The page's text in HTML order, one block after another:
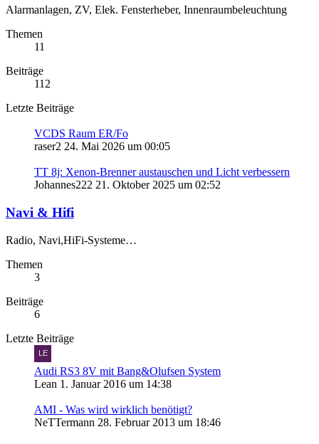
Alarmanlagen, ZV, Elek. Fensterheber, Innenraumbeleuchtung
Themen
11
Beiträge
112
Letzte Beiträge
VCDS Raum ER/Fo
raser2 24. Mai 2026 um 00:05
TT 8j: Xenon-Brenner austauschen und Licht verbessern
Johannes222 21. Oktober 2025 um 02:52
Navi & Hifi
Radio, Navi,HiFi-Systeme…
Themen
3
Beiträge
6
Letzte Beiträge
Audi RS3 8V mit Bang&Olufsen System
Lean 1. Januar 2016 um 14:38
AMI - Was wird wirklich benötigt?
NeTTermann 28. Februar 2013 um 18:46